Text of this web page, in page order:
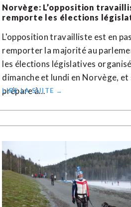
Norvège: L’opposition
remporte les élections
L'opposition travailliste est en
remporter la majorité au
les élections législatives
dimanche et lundi en Norvège, et
prépare à…
LIRE LA SUITE →